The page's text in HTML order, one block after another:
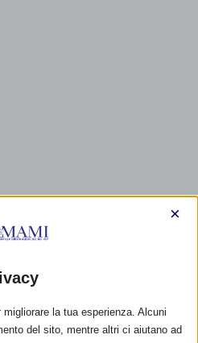
×
la tua esperienza. Alcuni
del sito, mentre altri ci aiutano ad